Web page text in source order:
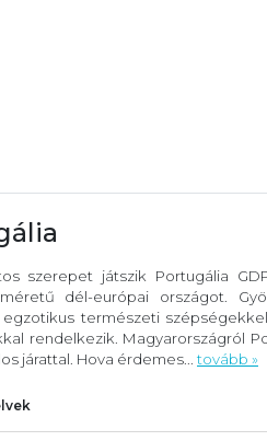
szerepet játszik Portugália
dél-európai országot.
természeti
rendelkezik. Magyarországról
járattal. Hova érdemes... tovább »